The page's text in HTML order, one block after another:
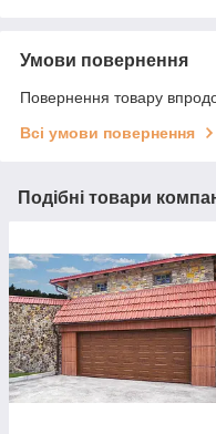
Умови повернення
Повернення товару
Всі умови повернення
Подібні товари